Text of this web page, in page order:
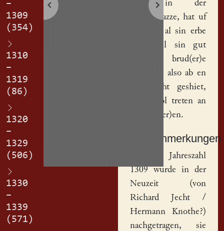
–
1309
(354)
1310
–
1319
(86)
1320
–
1329
(506)
1330
–
1339
(571)
son in der
Hot(er)gazze, hat uf
gegeben al sin erbe
un(d) all sin gut
sime brud(er)e
Petzolde, also ab en
eime icht geshiet,
daz iz sol treten an
den and(er)en.
Sachanmerkungen
] Die Jahreszahl
1309 wurde in der
Neuzeit (von
Richard Jecht /
Hermann Knothe?)
nachgetragen, sie